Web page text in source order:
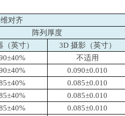
对齐
阵列厚度
（英寸） 3D 摄影（英寸）
不适用
0.090±0.010
0.085±0.010
0.085±0.010
0.085±0.010